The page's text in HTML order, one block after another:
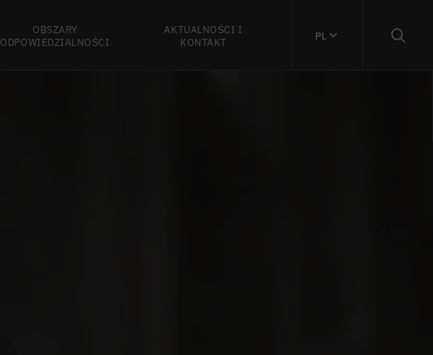
OBSZARY
ODPOWIEDZIALNOŚCI
AKTUALNOŚCI I
KONTAKT
PL